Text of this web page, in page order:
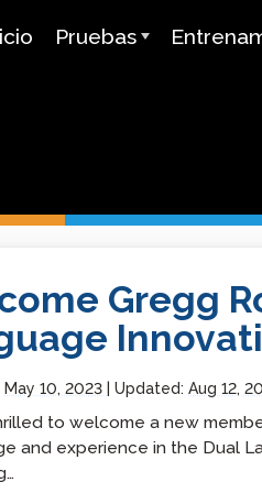
Pruebas
Prueba de Lengua
Herencia Española
Prueba de
Árabe (APT)
Precios
Avant
Gregg
May 10, 2023 Updated:Aug 12,
to welcome a new
and experience in the Dual